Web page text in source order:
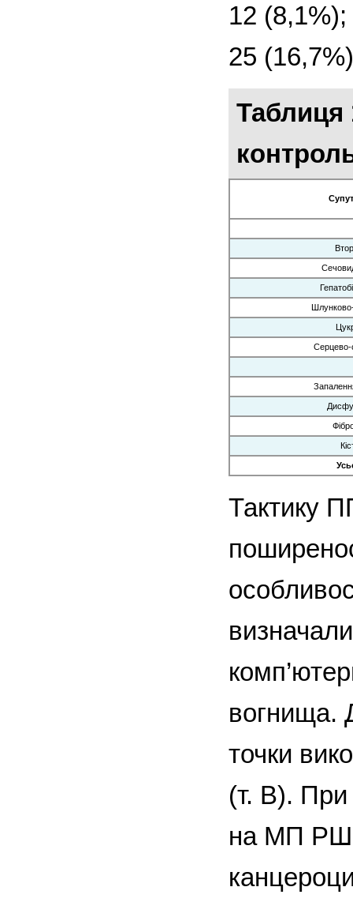
12 (8,1%);
25
Серцево-
Тактику
вогнища.
точки
(т. В). При
на МП РШМ